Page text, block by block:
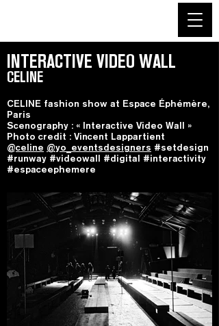
INTERACTIVE VIDEO WALL
CELINE
CELINE fashion show at Espace Éphémère,
Paris
Scenography : « Interactive Video Wall »
Photo credit : Vincent Lappartient
@celine @yo_eventsdesigners #setdesign
#runway #videowall #digital #interactivity
#espaceephemere